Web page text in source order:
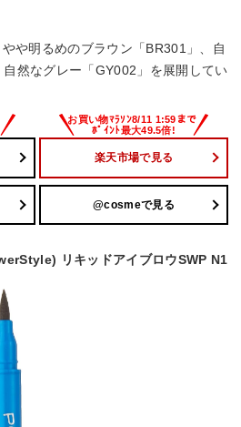
や明るめのブラウン「BR301」、自
然なグレー「GY002」を展開してい
楽天市場で見る
@cosmeで見る
リキッドアイブロウSWP N1